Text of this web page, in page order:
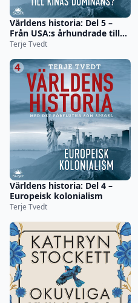
Världens historia: Del 5 –
Från USA:s århundrade till
Kinas dominans?
Terje Tvedt
Världens historia: Del 4 –
Europeisk kolonialism
Terje Tvedt